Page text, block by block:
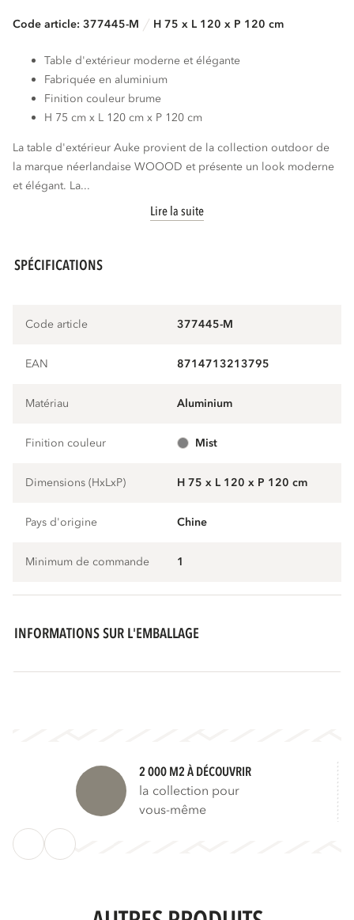
Code article: 377445-M H 75 x L 120 x P 120 cm
Table d'extérieur moderne et élégante
Fabriquée en aluminium
Finition couleur brume
H 75 cm x L 120 cm x P 120 cm
La table d'extérieur Auke provient de la collection outdoor de
la marque néerlandaise WOOOD et présente un look moderne
et élégant. La...
Lire la suite
SPÉCIFICATIONS
Code article 377445-M
EAN 8714713213795
Matériau aluminium
Finition couleur mist
Dimensions (HxLxP) H 75 x L 120 x P 120 cm
Pays d'origine Chine
Minimum de commande 1
INFORMATIONS SUR L'EMBALLAGE
2 000 M2 À DÉCOUVRIR
la collection pour
vous-même